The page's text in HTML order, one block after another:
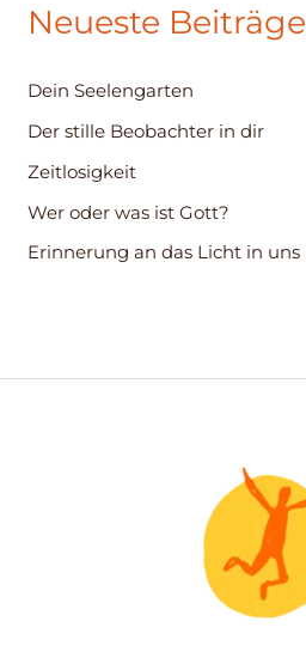
e
n
a
c
h
:
Neueste Beiträge
Dein Seelengarten
Der stille Beobachter in dir
Zeitlosigkeit
Wer oder was ist Gott?
Erinnerung an das Licht in uns